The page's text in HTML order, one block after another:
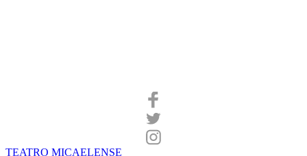
TEATRO MICAELENSE